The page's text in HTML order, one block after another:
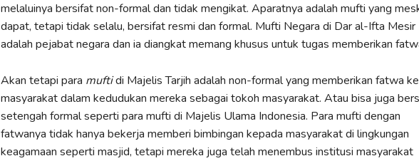
melaluinya bersifat non-formal dan tidak mengikat. Aparatnya adalah mufti yang
dapat, tetapi tidak selalu, bersifat resmi dan formal. Mufti Negara di Dar al-Ifta Mesir
adalah pejabat negara dan ia diangkat memang khusus untuk tugas memberikan
Akan tetapi para muftidi Majelis Tarjih adalah non-formal yang memberikan fatwa
masyarakat dalam kedudukan mereka sebagai tokoh masyarakat. Atau bisa juga
setengah formal seperti para mufti di Majelis Ulama Indonesia. Para mufti dengan
fatwanya tidak hanya bekerja memberi bimbingan kepada masyarakat di lingkungan
keagamaan seperti masjid, tetapi mereka juga telah menembus institusi masyarakat